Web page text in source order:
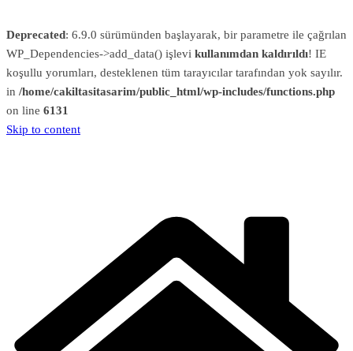
Deprecated: 6.9.0 sürümünden başlayarak, bir parametre ile çağrılan
WP_Dependencies->add_data() işlevi kullanımdan kaldırıldı! IE
koşullu yorumları, desteklenen tüm tarayıcılar tarafından yok sayılır.
in /home/cakiltasitasarim/public_html/wp-includes/functions.php
on line 6131
Skip to content